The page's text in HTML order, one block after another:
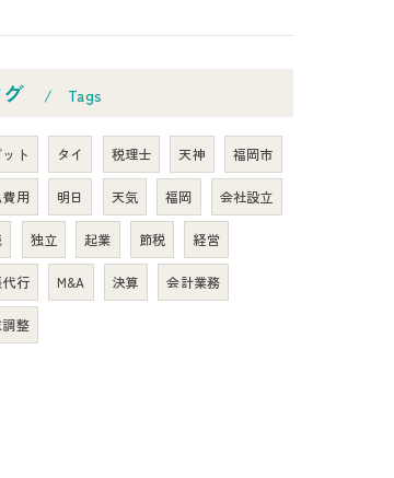
Tags
ト タイ 税理士 天神 福岡市
用 明日 天気 福岡 会社設立
独立 起業 節税 経営
行 M&A 決算 会計業務
整